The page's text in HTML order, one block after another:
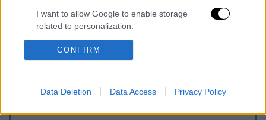
I want to allow Google to enable storage
related to personalization.
I want to allow Google to enable storage
related to security, including authentication
user protection.
CONFIRM
Data Deletion Data Access Privacy Policy
το υπουργείο
Στη φυλακή ο δήμαρχος Στυλίδας και άλλα
δύο άτομα για τη φωτιά στη Βοιωτία
αεροπλάνα ετοιμάζονται να ξαναπετάξουν -
Αλλά υπάρχει ένα πρόβλημα